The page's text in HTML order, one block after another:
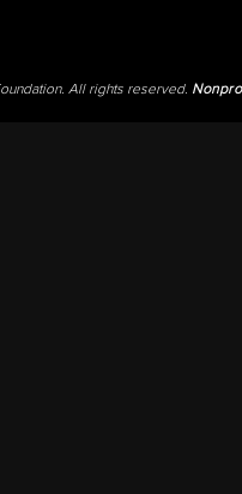
All rights reserved.